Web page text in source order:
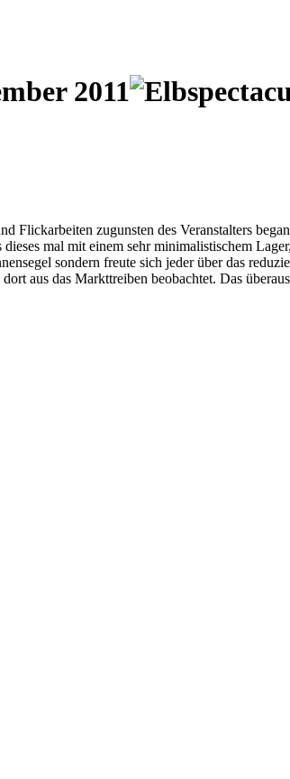
2011
Flickarbeiten zugunsten des Veranstalters
mal mit einem sehr minimalistischem
sondern freute sich jeder über das
aus das Markttreiben beobachtet. Das